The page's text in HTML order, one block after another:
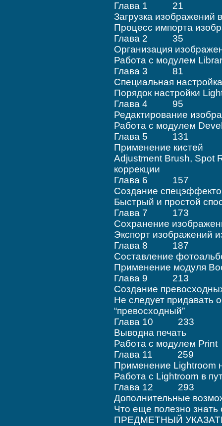
Глава 1 21
Загрузка изображений
Процесс импорта
Глава 2 35
Организация
Работа с модулем
Глава 3 81
Специальная
Порядок настройки
Глава 4 95
Редактирование
Работа с модулем
Глава 5 131
Применение кистей
Adjustment Brush, Spot
коррекции
Глава 6 157
Создание
Быстрый и простой
Глава 7 173
Сохранение
Экспорт изображений
Глава 8 187
Составление
Применение модуля
Глава 9 213
Создание
Не следует придавать
“превосходный”
Глава 10 233
Выводна печать
Работа с модулем Print
Глава 11 259
Применение Lightroom
Работа с Lightroom в
Глава 12 293
Дополнительные
Что еще полезно знать
ПРЕДМЕТНЫЙ